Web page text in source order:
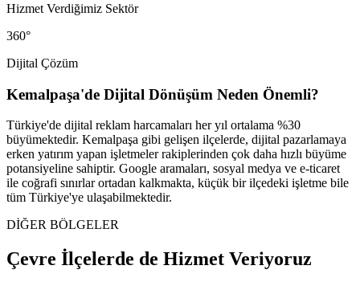
Hizmet Verdiğimiz Sektör
360°
Dijital Çözüm
Kemalpaşa'de Dijital Dönüşüm Neden Önemli?
Türkiye'de dijital reklam harcamaları her yıl ortalama %30
büyümektedir. Kemalpaşa gibi gelişen ilçelerde, dijital pazarlamaya
erken yatırım yapan işletmeler rakiplerinden çok daha hızlı büyüme
potansiyeline sahiptir. Google aramaları, sosyal medya ve e-ticaret
ile coğrafi sınırlar ortadan kalkmakta, küçük bir ilçedeki işletme bile
tüm Türkiye'ye ulaşabilmektedir.
DİĞER BÖLGELER
Çevre İlçelerde de Hizmet Veriyoruz